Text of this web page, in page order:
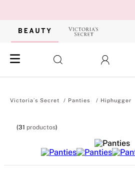
Panties Hiphugger
31 productos